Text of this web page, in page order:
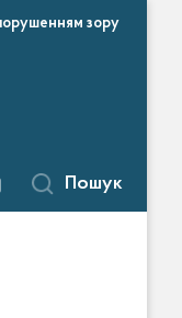
зору
Пошук